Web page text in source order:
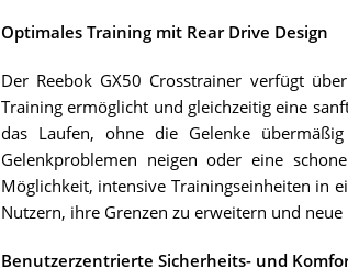
Optimales Training mit Rear Drive Design
Der Reebok GX50 Crosstrainer verfügt
Training ermöglicht und gleichzeitig eine
das Laufen, ohne die Gelenke
Gelenkproblemen neigen oder eine
Möglichkeit, intensive Trainingseinheiten in
Nutzern, ihre Grenzen zu erweitern und neue
Benutzerzentrierte Sicherheits- und